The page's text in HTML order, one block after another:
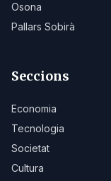
Osona
Pallars Sobirà
Seccions
Economia
Tecnologia
Societat
Cultura